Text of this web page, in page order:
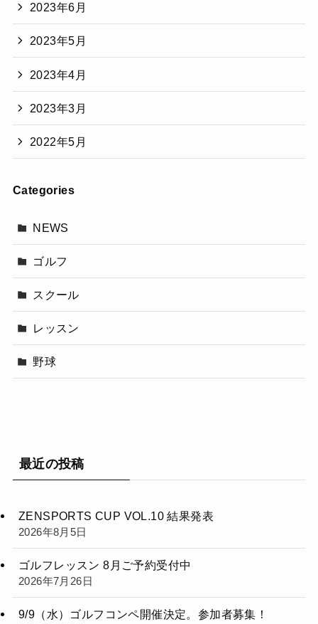
2023年6月
2023年5月
2023年4月
2023年3月
2022年5月
Categories
NEWS
ゴルフ
スクール
レッスン
野球
最近の投稿
ZENSPORTS CUP VOL.10 結果発表
2026年8月5日
ゴルフレッスン 8月ご予約受付中
2026年7月26日
9/9（水）ゴルフコンペ開催決定。参加者募集！